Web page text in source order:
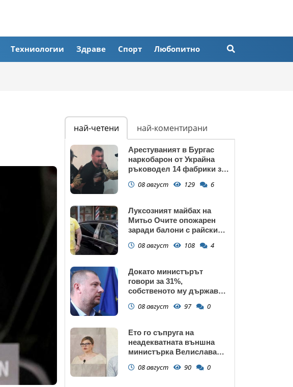
Техниологии Здраве Спорт Любопитно
най-четени най-коментирани
Арестуваният в Бургас
наркобарон от Украйна
ръководел 14 фабрики за
08 август 129 6
Луксозният майбах на
Митьо Очите опожарен
заради балони с райски
08 август 108 4
Докато министърът
говори за 31%,
собственото му държавно
крадецът вика дръжте
08 август 97 0
Ето го съпруга на
неадекватната външна
министърка Велислава
08 август 90 0